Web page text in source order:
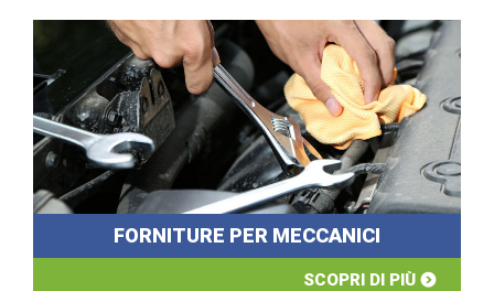
FORNITURE PER MECCANICI
SCOPRI DI PIÙ